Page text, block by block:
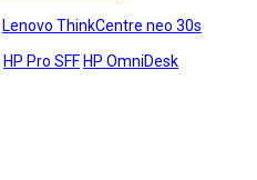
Lenovo ThinkCentre neo 30s
HP Pro SFF HP OmniDesk